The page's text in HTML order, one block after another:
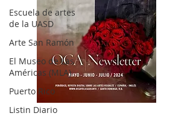
Escuela de artes
de la UASD
Arte San Ramón
El Museo de Las
Américas (MLA)
Puerto Rico
Listin Diario
OCA|News 32/ Mayo-Junio-Julio, 2023